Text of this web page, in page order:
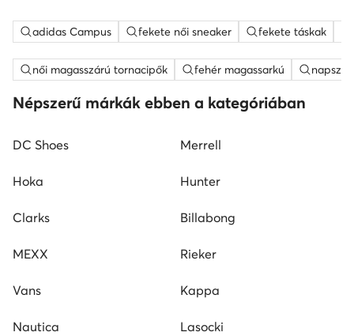
adidas Campus fekete női sneaker fekete táskak
női magasszárú tornacipők fehér magassarkú
Népszerű márkák ebben a kategóriában
DC Shoes Merrell
Hoka Hunter
Clarks Billabong
MEXX Rieker
Vans Kappa
Nautica Lasocki